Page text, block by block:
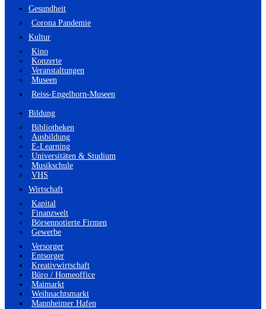
Gesundheit
Corona Pandemie
Kultur
Kino
Konzerte
Veranstaltungen
Museen
Reiss-Engelhorn-Museen
Bildung
Bibliotheken
Ausbildung
E-Learning
Universitäten & Studium
Musikschule
VHS
Wirtschaft
Kapital
Finanzwelt
Börsennotierte Firmen
Gewerbe
Versorger
Entsorger
Kreativwirtschaft
Büro / Homeoffice
Maimarkt
Weihnachtsmarkt
Mannheimer Hafen